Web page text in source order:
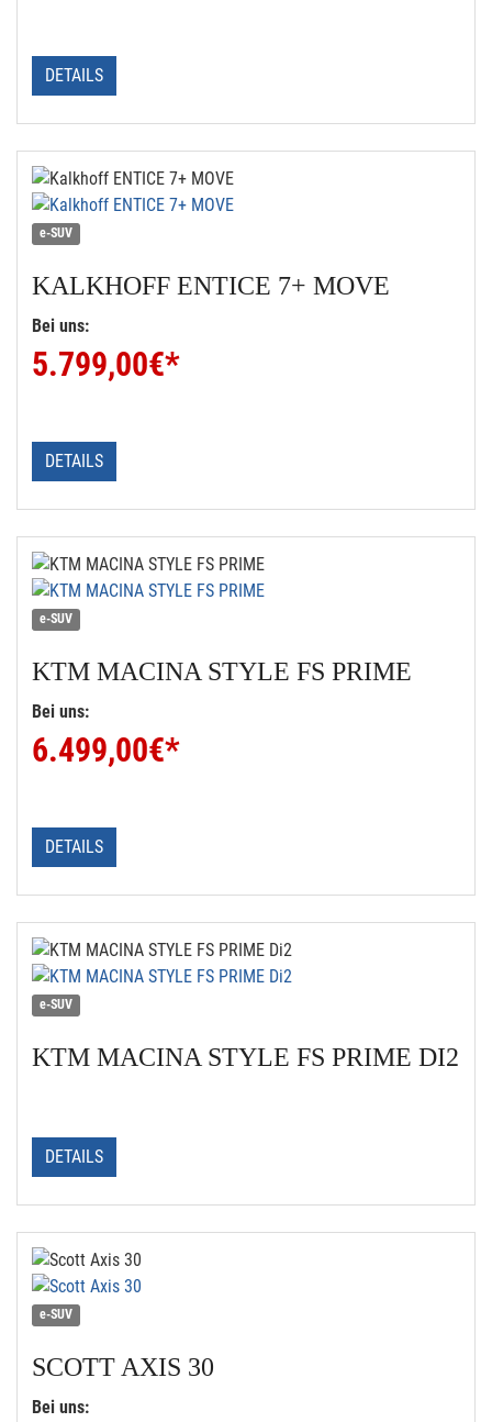
DETAILS
e-SUV
KALKHOFF ENTICE 7+ MOVE
Bei uns:
5.799,00€*
DETAILS
e-SUV
KTM MACINA STYLE FS PRIME
Bei uns:
6.499,00€*
DETAILS
e-SUV
KTM MACINA STYLE FS PRIME DI2
DETAILS
e-SUV
SCOTT AXIS 30
Bei uns: